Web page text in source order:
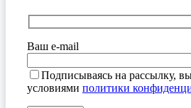
Ваш e-mail
Подписываясь на рассылку,
условиями политики